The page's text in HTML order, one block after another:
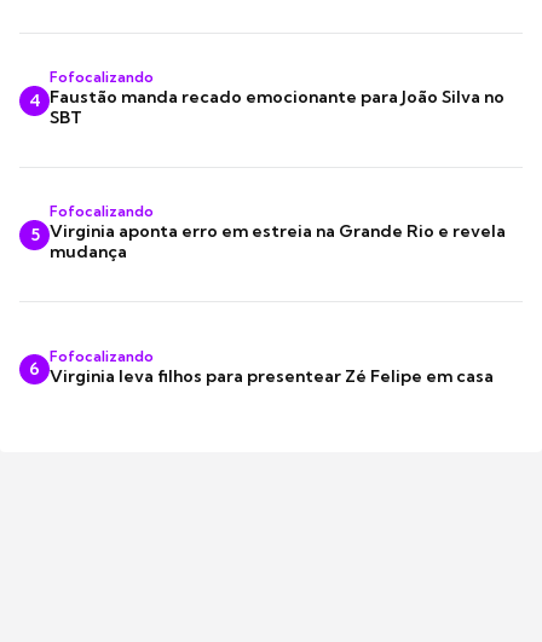
4
Fofocalizando
Faustão manda recado emocionante para João Silva no
SBT
5
Fofocalizando
Virginia aponta erro em estreia na Grande Rio e revela
mudança
6
Fofocalizando
Virginia leva filhos para presentear Zé Felipe em casa